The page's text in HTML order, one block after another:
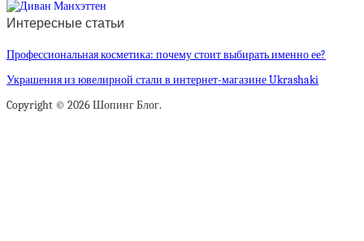
Интересные статьи
Профессиональная косметика: почему стоит выбирать именно ее?
Украшения из ювелирной стали в интернет-магазине Ukrashaki
Copyright © 2026 Шопинг Блог.